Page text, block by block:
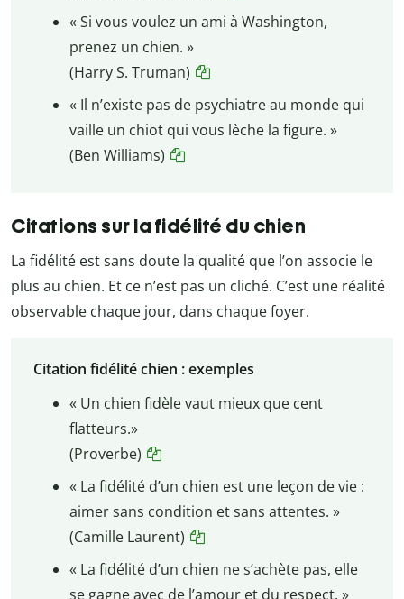
« Si vous voulez un ami à Washington,
prenez un chien. »
(Harry S. Truman)
« Il n’existe pas de psychiatre au monde qui
vaille un chiot qui vous lèche la figure. »
(Ben Williams)
Citations sur la fidélité du chien
La fidélité est sans doute la qualité que l’on associe le
plus au chien. Et ce n’est pas un cliché. C’est une réalité
observable chaque jour, dans chaque foyer.
Citation fidélité chien : exemples
« Un chien fidèle vaut mieux que cent
flatteurs.»
(Proverbe)
« La fidélité d’un chien est une leçon de vie :
aimer sans condition et sans attentes. »
(Camille Laurent)
« La fidélité d’un chien ne s’achète pas, elle
se gagne avec de l’amour et du respect. »